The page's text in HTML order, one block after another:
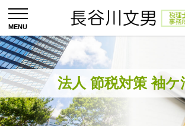
法人 節税対策 袖ケ